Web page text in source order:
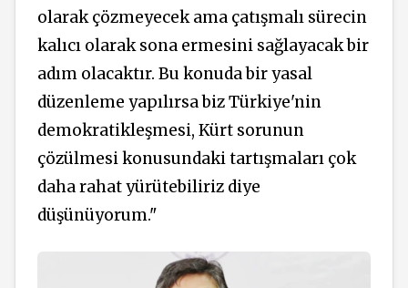
olarak çözmeyecek ama çatışmalı sürecin
kalıcı olarak sona ermesini sağlayacak bir
adım olacaktır. Bu konuda bir yasal
düzenleme yapılırsa biz Türkiye'nin
demokratikleşmesi, Kürt sorunun
çözülmesi konusundaki tartışmaları çok
daha rahat yürütebiliriz diye
düşünüyorum."